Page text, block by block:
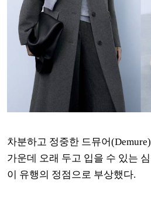
차분하고 정중한 드뮤어
가운데 오래 두고 입을 수 있는
이 유행의 정점으로 부상했다.